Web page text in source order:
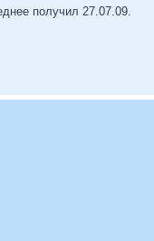
получил 27.07.09.